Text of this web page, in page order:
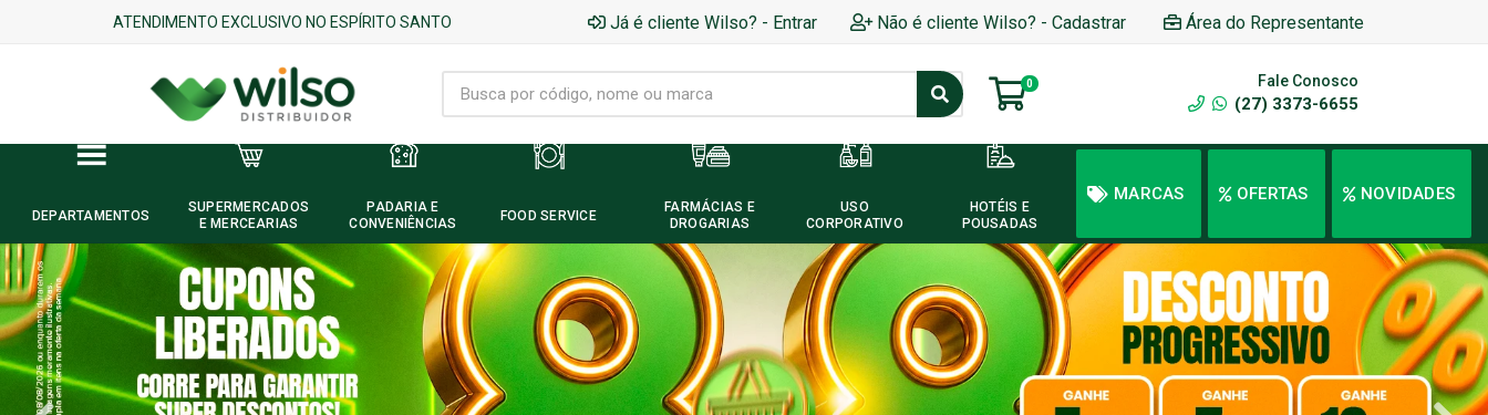
ATENDIMENTO EXCLUSIVO NO ESPÍRITO SANTO Já é cliente Wilso? - Entrar Não é cliente Wilso? - Cadastrar Área do Representante
0 Fale Conosco
(27) 3373-6655
DEPARTAMENTOS
SUPERMERCADOS
E MERCEARIAS
PADARIA E
CONVENIÊNCIAS
FOOD SERVICE
FARMÁCIAS E
DROGARIAS
USO
CORPORATIVO
HOTÉIS E
POUSADAS
MARCAS OFERTAS NOVIDADES